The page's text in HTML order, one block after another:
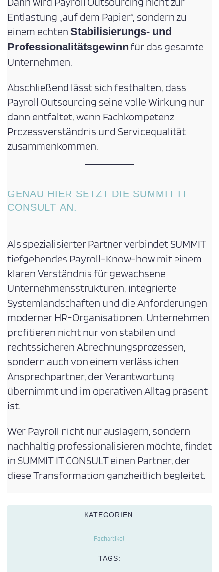
Entlastung „auf dem Papier“, sondern zu
einem echten Stabilisierungs- und
Professionalitätsgewinn für das gesamte
Unternehmen.
Abschließend lässt sich festhalten, dass
Payroll Outsourcing seine volle Wirkung nur
dann entfaltet, wenn Fachkompetenz,
Prozessverständnis und Servicequalität
zusammenkommen.
GENAU HIER SETZT DIE SUMMIT IT
CONSULT AN.
Als spezialisierter Partner verbindet SUMMIT
tiefgehendes Payroll-Know-how mit einem
klaren Verständnis für gewachsene
Unternehmensstrukturen, integrierte
Systemlandschaften und die Anforderungen
moderner HR-Organisationen. Unternehmen
profitieren nicht nur von stabilen und
rechtssicheren Abrechnungsprozessen,
sondern auch von einem verlässlichen
Ansprechpartner, der Verantwortung
übernimmt und im operativen Alltag präsent
ist.
Wer Payroll nicht nur auslagern, sondern
nachhaltig professionalisieren möchte, findet
in SUMMIT IT CONSULT einen Partner, der
diese Transformation ganzheitlich begleitet.
KATEGORIEN:
Fachartikel
TAGS: